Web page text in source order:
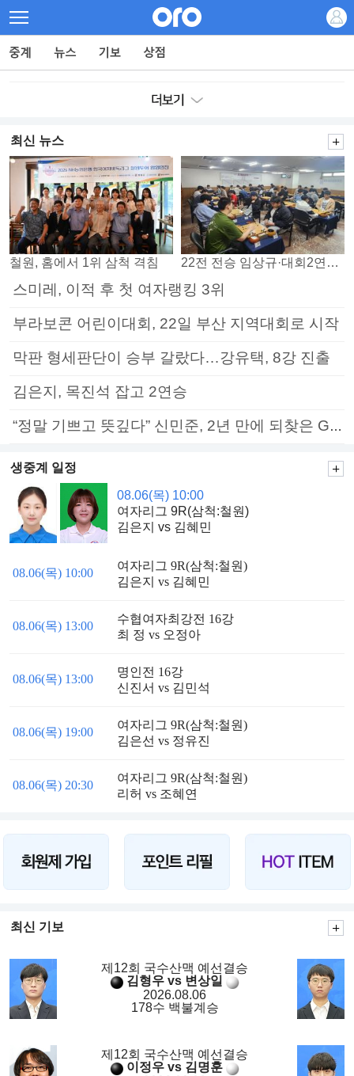
최신 뉴스
철원, 홈에서 1위 삼척 격침 22전 전승 임상규·대회2연패 노리는 김다빈…왕중왕전 16강 7일부터
스미레, 이적 후 첫 여자랭킹 3위
부라보콘 어린이대회, 22일 부산 지역대회로 시작
막판 형세판단이 승부 갈랐다…강유택, 8강 진출
김은지, 목진석 잡고 2연승
“정말 기쁘고 뜻깊다” 신민준, 2년 만에 되찾은 GS칼텍스배 정상
생중계 일정
08.06(목) 10:00
여자리그 9R(삼척:철원)
김은지 vs 김혜민
08.06(목) 10:00
여자리그 9R(삼척:철원)
김은지 vs 김혜민
08.06(목) 13:00
수협여자최강전 16강
최 정 vs 오정아
08.06(목) 13:00
명인전 16강
신진서 vs 김민석
08.06(목) 19:00
여자리그 9R(삼척:철원)
김은선 vs 정유진
08.06(목) 20:30
여자리그 9R(삼척:철원)
리허 vs 조혜연
최신 기보
제12회 국수산맥 예선결승
김형우 vs 변상일
2026.08.06
178수 백불계승
제12회 국수산맥 예선결승
이정우 vs 김명훈